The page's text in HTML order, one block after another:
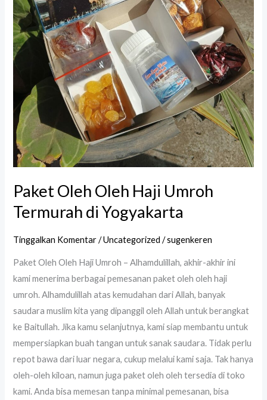
Paket Oleh Oleh Haji Umroh
Termurah di Yogyakarta
Tinggalkan Komentar /Uncategorized /sugenkeren
Paket Oleh Oleh Haji Umroh – Alhamdulillah, akhir-akhir ini
kami menerima berbagai pemesanan paket oleh oleh haji
umroh. Alhamdulillah atas kemudahan dari Allah, banyak
saudara muslim kita yang dipanggil oleh Allah untuk berangkat
ke Baitullah. Jika kamu selanjutnya, kami siap membantu untuk
mempersiapkan buah tangan untuk sanak saudara. Tidak perlu
repot bawa dari luar negara, cukup melalui kami saja. Tak hanya
oleh-oleh kiloan, namun juga paket oleh oleh tersedia di toko
kami. Anda bisa memesan tanpa minimal pemesanan, bisa